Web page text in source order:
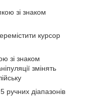
зі знаком
курсор
зі знаком
змінять
ручних діапазонів